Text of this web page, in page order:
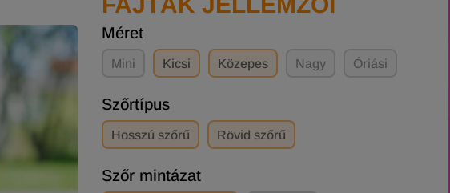
Méret
Mini Kicsi Közepes Nagy Óriási
Szőrtípus
Hosszú szőrű Rövid szőrű
Szőr mintázat